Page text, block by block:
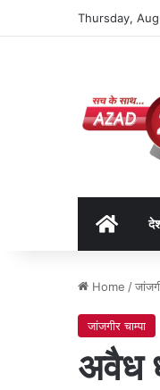
Thursday,
Home
Home /
जांजगीर चाम्पा
अवैध